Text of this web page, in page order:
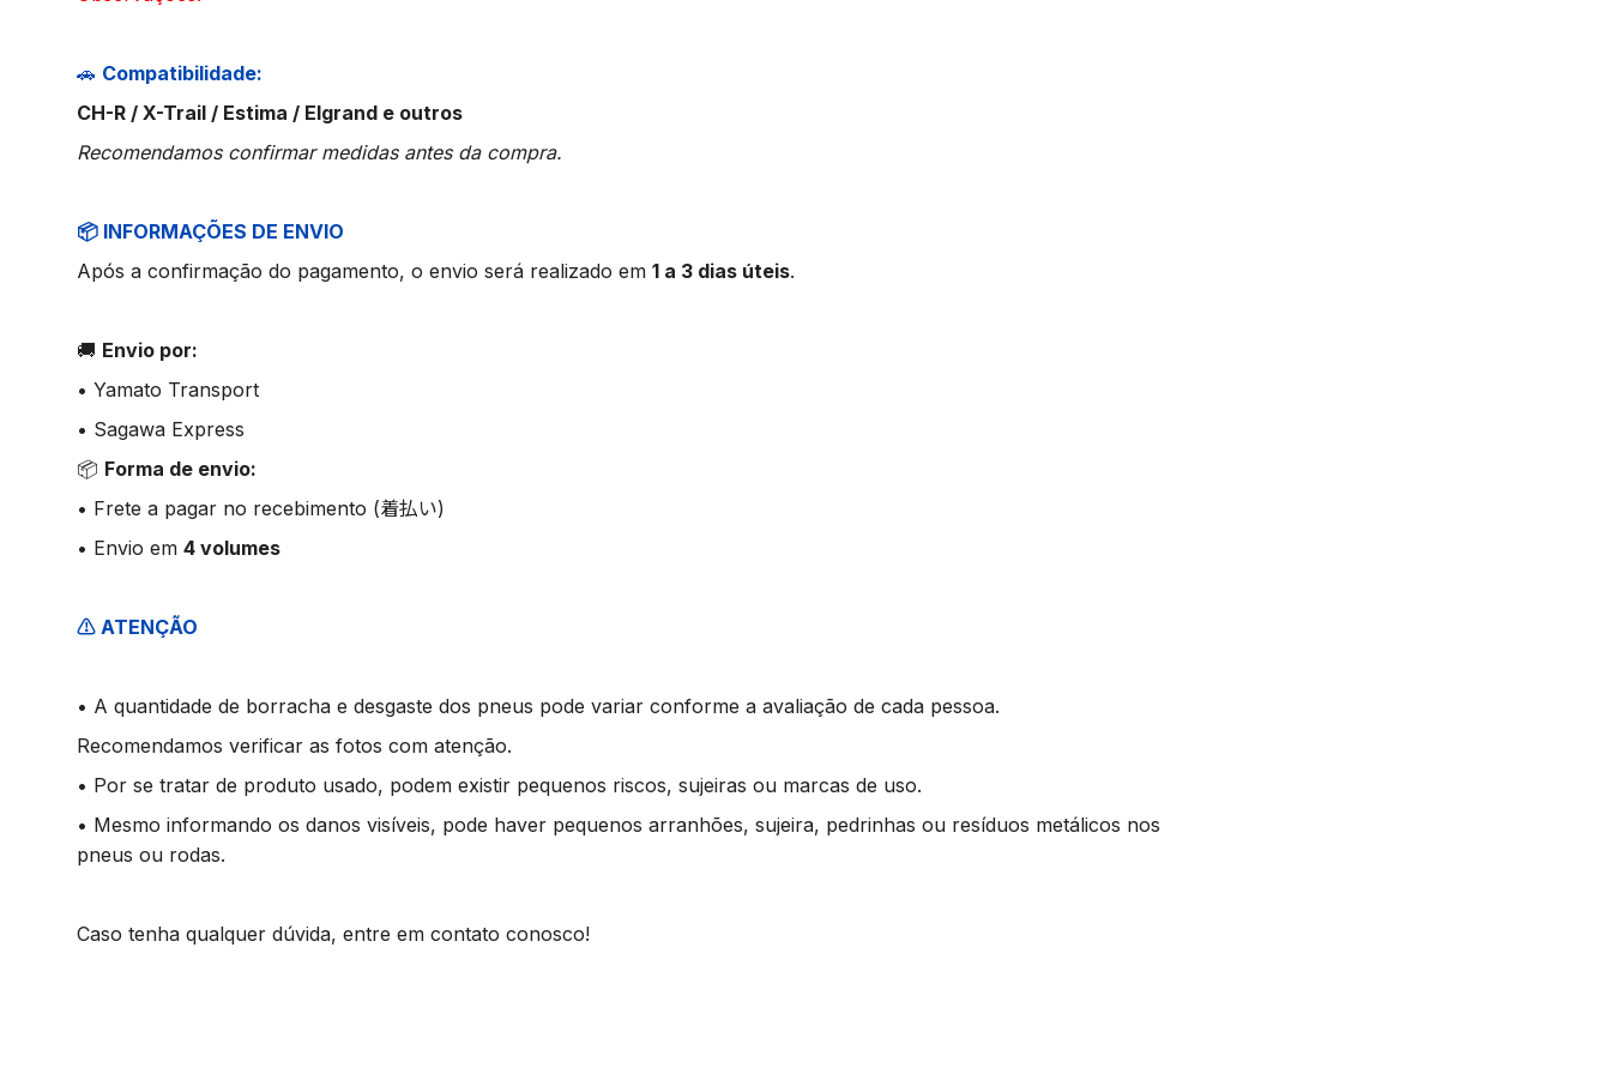
🚗 Compatibilidade:
CH-R / X-Trail / Estima / Elgrand e outros
Recomendamos confirmar medidas antes da compra.
📦 INFORMAÇÕES DE ENVIO
Após a confirmação do pagamento, o envio será realizado em 1 a 3 dias úteis.
🚚 Envio por:
• Yamato Transport
• Sagawa Express
📦 Forma de envio:
• Frete a pagar no recebimento (着払い)
• Envio em 4 volumes
⚠️ ATENÇÃO
• A quantidade de borracha e desgaste dos pneus pode variar conforme a avaliação de cada pessoa.
Recomendamos verificar as fotos com atenção.
• Por se tratar de produto usado, podem existir pequenos riscos, sujeiras ou marcas de uso.
• Mesmo informando os danos visíveis, pode haver pequenos arranhões, sujeira, pedrinhas ou resíduos metálicos nos
pneus ou rodas.
Caso tenha qualquer dúvida, entre em contato conosco!